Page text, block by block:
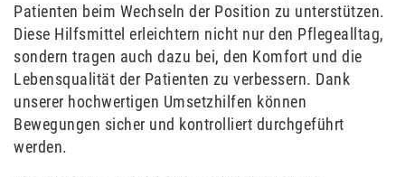
Patienten beim Wechseln der Position zu unterstützen.
Diese Hilfsmittel erleichtern nicht nur den Pflegealltag,
sondern tragen auch dazu bei, den Komfort und die
Lebensqualität der Patienten zu verbessern. Dank
unserer hochwertigen Umsetzhilfen können
Bewegungen sicher und kontrolliert durchgeführt
werden.